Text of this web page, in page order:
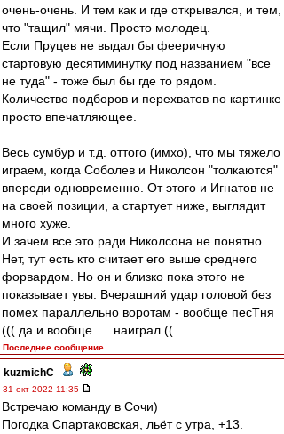
очень-очень. И тем как и где открывался, и тем,
что "тащил" мячи. Просто молодец.
Если Пруцев не выдал бы фееричную
стартовую десятиминутку под названием "все
не туда" - тоже был бы где то рядом.
Количество подборов и перехватов по картинке
просто впечатляющее.
Весь сумбур и т.д. оттого (имхо), что мы тяжело
играем, когда Соболев и Николсон "толкаются"
впереди одновременно. От этого и Игнатов не
на своей позиции, а стартует ниже, выглядит
много хуже.
И зачем все это ради Николсона не понятно.
Нет, тут есть кто считает его выше среднего
форвардом. Но он и близко пока этого не
показывает увы. Вчерашний удар головой без
помех параллельно воротам - вообще песТня
((( да и вообще .... наиграл ((
Последнее сообщение
kuzmichC -
31 окт 2022 11:35
Встречаю команду в Сочи)
Погодка Спартаковская, льёт с утра, +13.